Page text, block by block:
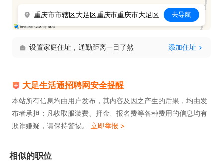
重庆市市辖区大足区重庆市重庆市大足区 去导航
设置家庭住址，通勤距离一目了然 添加住址
大足生活通招聘网安全提醒
本站所有信息均由用户发布，其内容及因之产生的后果，均由发
布者承担；凡收取服装费、押金、报名费等各种费用的信息均有
欺诈嫌疑，请保持警惕。 立即举报 >
相似的职位